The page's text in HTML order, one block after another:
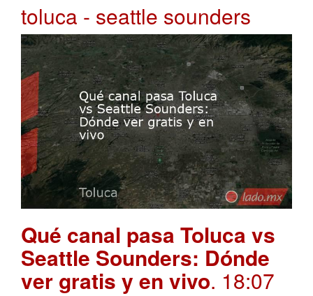
toluca - seattle sounders
Qué canal pasa Toluca vs
Seattle Sounders: Dónde
ver gratis y en vivo. 18:07